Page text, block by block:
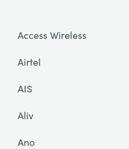
Access Wireless
Airtel
AIS
Aliv
Ano